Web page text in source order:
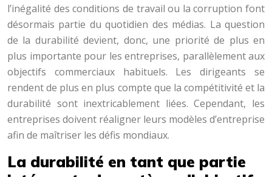
l’inégalité des conditions de travail ou la corruption font
désormais partie du quotidien des médias. La question
de la durabilité devient, donc, une priorité de plus en
plus importante pour les entreprises, parallèlement aux
objectifs commerciaux habituels. Les dirigeants se
rendent de plus en plus compte que la compétitivité et la
durabilité sont inextricablement liées. Cependant, les
entreprises doivent réaligner leurs modèles d’entreprise
afin de maîtriser les défis mondiaux.
La durabilité en tant que partie